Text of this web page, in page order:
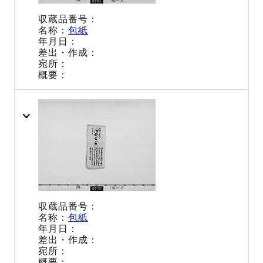
包紙
包紙